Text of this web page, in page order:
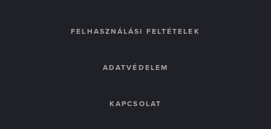
FELHASZNÁLÁSI FELTÉTELEK
ADATVÉDELEM
KAPCSOLAT